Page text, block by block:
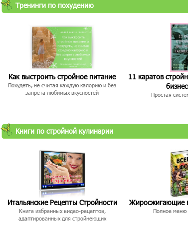
Тренинги по похудению
Как выстроить стройное питание
Похудеть, не считая каждую калорию и без
запрета любимых вкусностей
11 каратов
Простая
Книги по стройной кулинарии
Итальянские Рецепты Стройности
Книга избранных видео-рецептов,
адаптированных для стройнеющих
Жиросжигающие
Полное меню